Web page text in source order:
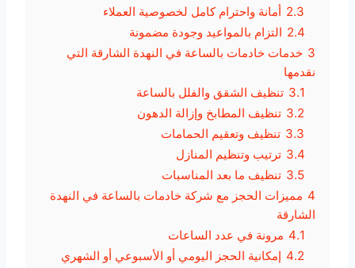
2.3 أمانة واحترام كامل لخصوصية العملاء
2.4 التزام بالمواعيد وجودة مضمونة
3 خدمات خادمات بالساعة في النهدة الشارقة التي
نقدمها
3.1 تنظيف الشقق والفلل بالساعة
3.2 تنظيف المطابخ وإزالة الدهون
3.3 تنظيف وتعقيم الحمامات
3.4 ترتيب وتنظيم المنازل
3.5 تنظيف ما بعد المناسبات
4 مميزات الحجز مع شركة خادمات بالساعة في النهدة
الشارقة
4.1 مرونة في عدد الساعات
4.2 إمكانية الحجز اليومي أو الأسبوعي أو الشهري